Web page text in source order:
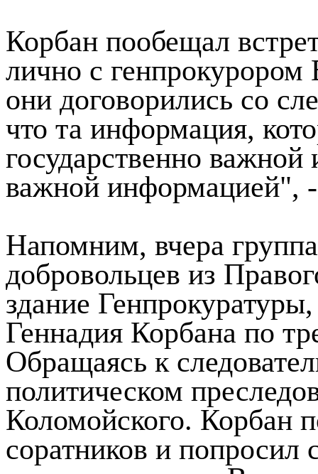
Корбан пообещал
лично с
они договорились со
что та информация,
государственно
важной информацией", -
Напомним, вчера
добровольцев из
здание
Геннадия Корбана по
Обращаясь к
политическом
Коломойского. Корбан
соратников и попросил